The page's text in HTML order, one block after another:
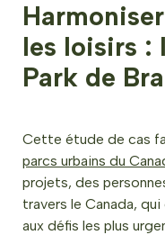
les loisirs :
Park de
Cette étude de cas
parcs urbains du
projets, des
travers le Canada,
aux défis les plus